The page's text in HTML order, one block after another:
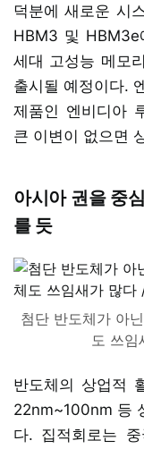
덕분에 새로운 시
HBM3 및 HBM3e
세대 고성능 메모
출시될 예정이다.
제품인 엔비디아
큰 이변이 없으면
아시아 권을 중
를 듯
첨단 반도체가 아
도 쓰
반도체의 상업적
22nm~100nm 등
다. 집적회로는